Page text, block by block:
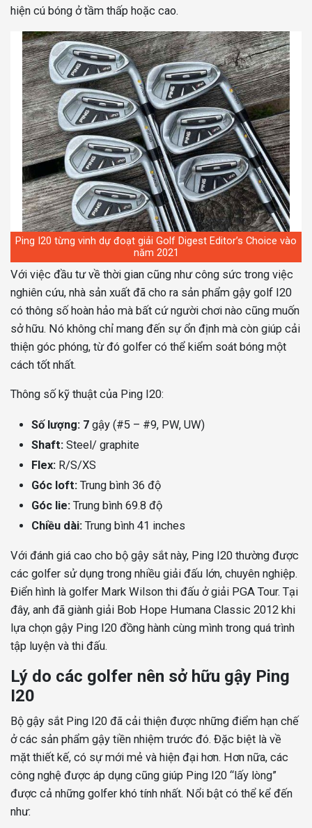
hiện cú bóng ở tầm thấp hoặc cao.
Ping I20 từng vinh dự đoạt giải Golf Digest Editor’s Choice vào
năm 2021
Với việc đầu tư về thời gian cũng như công sức trong việc
nghiên cứu, nhà sản xuất đã cho ra sản phẩm gậy golf I20
có thông số hoàn hảo mà bất cứ người chơi nào cũng muốn
sở hữu. Nó không chỉ mang đến sự ổn định mà còn giúp cải
thiện góc phóng, từ đó golfer có thể kiểm soát bóng một
cách tốt nhất.
Thông số kỹ thuật của Ping I20:
Số lượng: 7 gậy (#5 – #9, PW, UW)
Shaft: Steel/ graphite
Flex: R/S/XS
Góc loft: Trung bình 36 độ
Góc lie: Trung bình 69.8 độ
Chiều dài: Trung bình 41 inches
Với đánh giá cao cho bộ gậy sắt này, Ping I20 thường được
các golfer sử dụng trong nhiều giải đấu lớn, chuyên nghiệp.
Điển hình là golfer Mark Wilson thi đấu ở giải PGA Tour. Tại
đây, anh đã giành giải Bob Hope Humana Classic 2012 khi
lựa chọn gậy Ping I20 đồng hành cùng mình trong quá trình
tập luyện và thi đấu.
Lý do các golfer nên sở hữu gậy Ping
I20
Bộ gậy sắt Ping I20 đã cải thiện được những điểm hạn chế
ở các sản phẩm gậy tiền nhiệm trước đó. Đặc biệt là về
mặt thiết kế, có sự mới mẻ và hiện đại hơn. Hơn nữa, các
công nghệ được áp dụng cũng giúp Ping I20 “lấy lòng”
được cả những golfer khó tính nhất. Nổi bật có thể kể đến
như: